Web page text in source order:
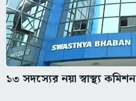
১৩ সদস্যের নয়া স্বাস্থ্য কমিশন